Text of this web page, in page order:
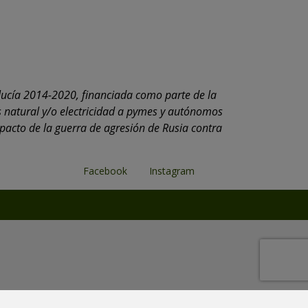
2014-2020, financiada como parte de la
natural y/o electricidad a pymes y autónomos
de la guerra de agresión de Rusia contra
Facebook Instagram